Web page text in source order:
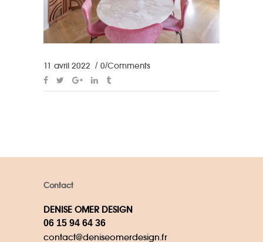
11 avril 2022 0 Comments
Contact
DENISE OMER DESIGN
06 15 94 64 36
contact@deniseomerdesign.fr